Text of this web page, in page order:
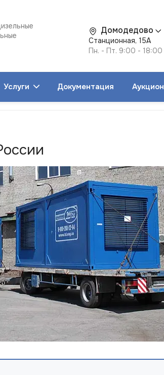
Домодедово
Станционная, 15А
Пн. - Пт. 9:00 - 18:00
Услуги Документация Аукцион